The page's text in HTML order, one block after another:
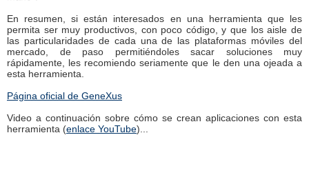
En resumen, si están interesados en una herramienta que les
permita ser muy productivos, con poco código, y que los aisle de
las particularidades de cada una de las plataformas móviles del
mercado, de paso permitiéndoles sacar soluciones muy
rápidamente, les recomiendo seriamente que le den una ojeada a
esta herramienta.
Página oficial de GeneXus
Video a continuación sobre cómo se crean aplicaciones con esta
herramienta (enlace YouTube)...